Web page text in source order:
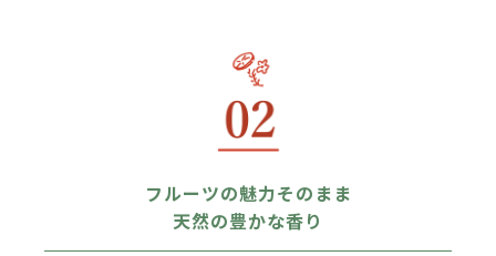
フルーツの魅力そのまま
天然の豊かな香り